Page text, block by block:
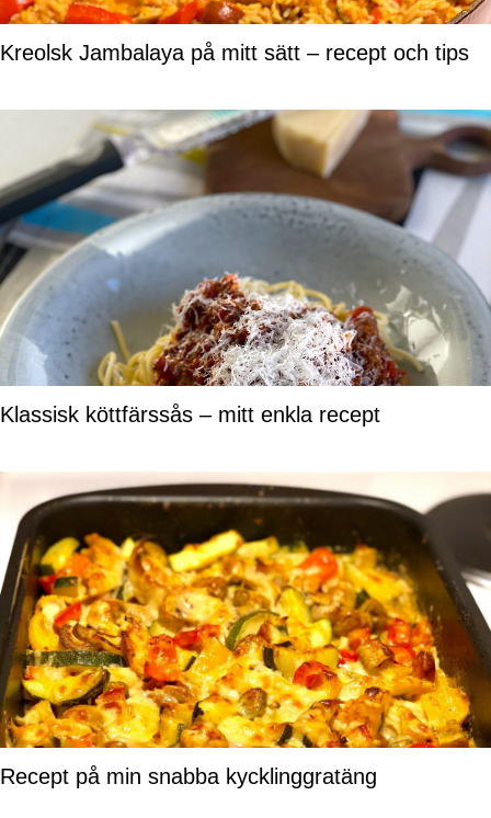
Kreolsk Jambalaya på mitt sätt – recept och tips
Klassisk köttfärssås – mitt enkla recept
Recept på min snabba kycklinggratäng